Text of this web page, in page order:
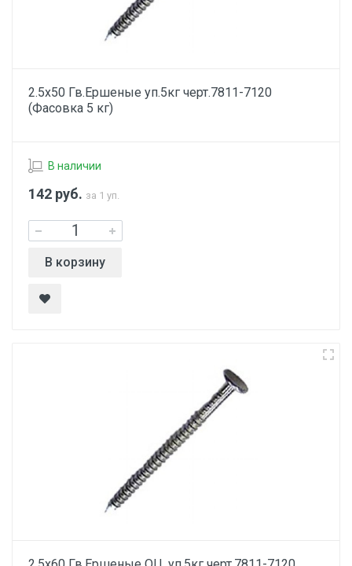
2.5х50 Гв.Ершеные уп.5кг черт.7811-7120
(Фасовка 5 кг)
В наличии
142 руб. за 1 уп.
В корзину